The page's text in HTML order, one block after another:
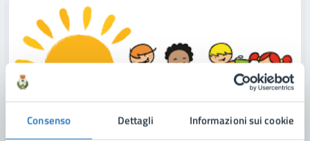
Consenso Dettagli Informazioni sui cookie